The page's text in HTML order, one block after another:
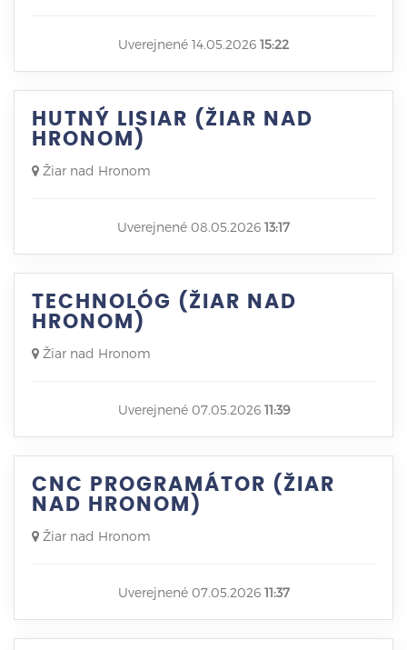
Uverejnené 14.05.2026 15:22
HUTNÝ LISIAR (ŽIAR NAD
HRONOM)
Žiar nad Hronom
Uverejnené 08.05.2026 13:17
TECHNOLÓG (ŽIAR NAD
HRONOM)
Žiar nad Hronom
Uverejnené 07.05.2026 11:39
CNC PROGRAMÁTOR (ŽIAR
NAD HRONOM)
Žiar nad Hronom
Uverejnené 07.05.2026 11:37